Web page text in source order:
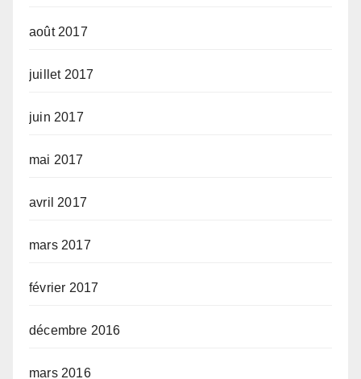
août 2017
juillet 2017
juin 2017
mai 2017
avril 2017
mars 2017
février 2017
décembre 2016
mars 2016